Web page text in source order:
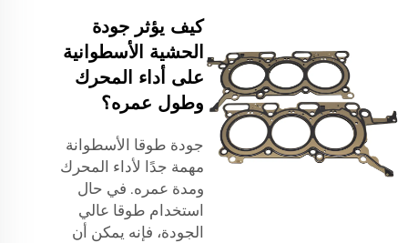
كيف يؤثر جودة
الحشية الأسطوانية
على أداء المحرك
وطول عمره؟
جودة طوقا الأسطوانة
مهمة جدًا لأداء المحرك
ومدة عمره. في حال
استخدام طوقا عالي
الجودة، فإنه يمكن أن